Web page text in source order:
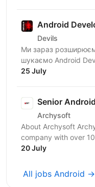
Android
Devils
Ми зараз
шукаємо Android
однією з ключових
25 July
Senior
Archysoft
About Archysoft
company with over
solutions to clients
20 July
All jobs Android →